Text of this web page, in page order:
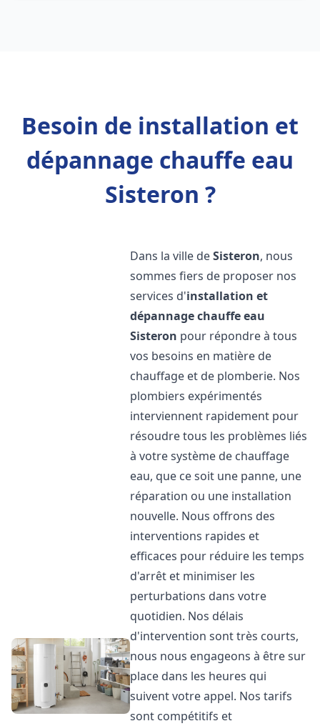
Besoin de installation et
dépannage chauffe eau
Sisteron ?
Dans la ville deSisteron, nous
sommes fiers de proposer nos
services d'installation et
dépannage chauffe eau
Sisteron pour répondre à tous
vos besoins en matière de
chauffage et de plomberie. Nos
plombiers expérimentés
interviennent rapidement pour
résoudre tous les problèmes liés
à votre système de chauffage
eau, que ce soit une panne, une
réparation ou une installation
nouvelle. Nous offrons des
interventions rapides et
efficaces pour réduire les temps
d'arrêt et minimiser les
perturbations dans votre
quotidien. Nos délais
d'intervention sont très courts,
nous nous engageons à être sur
place dans les heures qui
suivent votre appel. Nos tarifs
sont compétitifs et